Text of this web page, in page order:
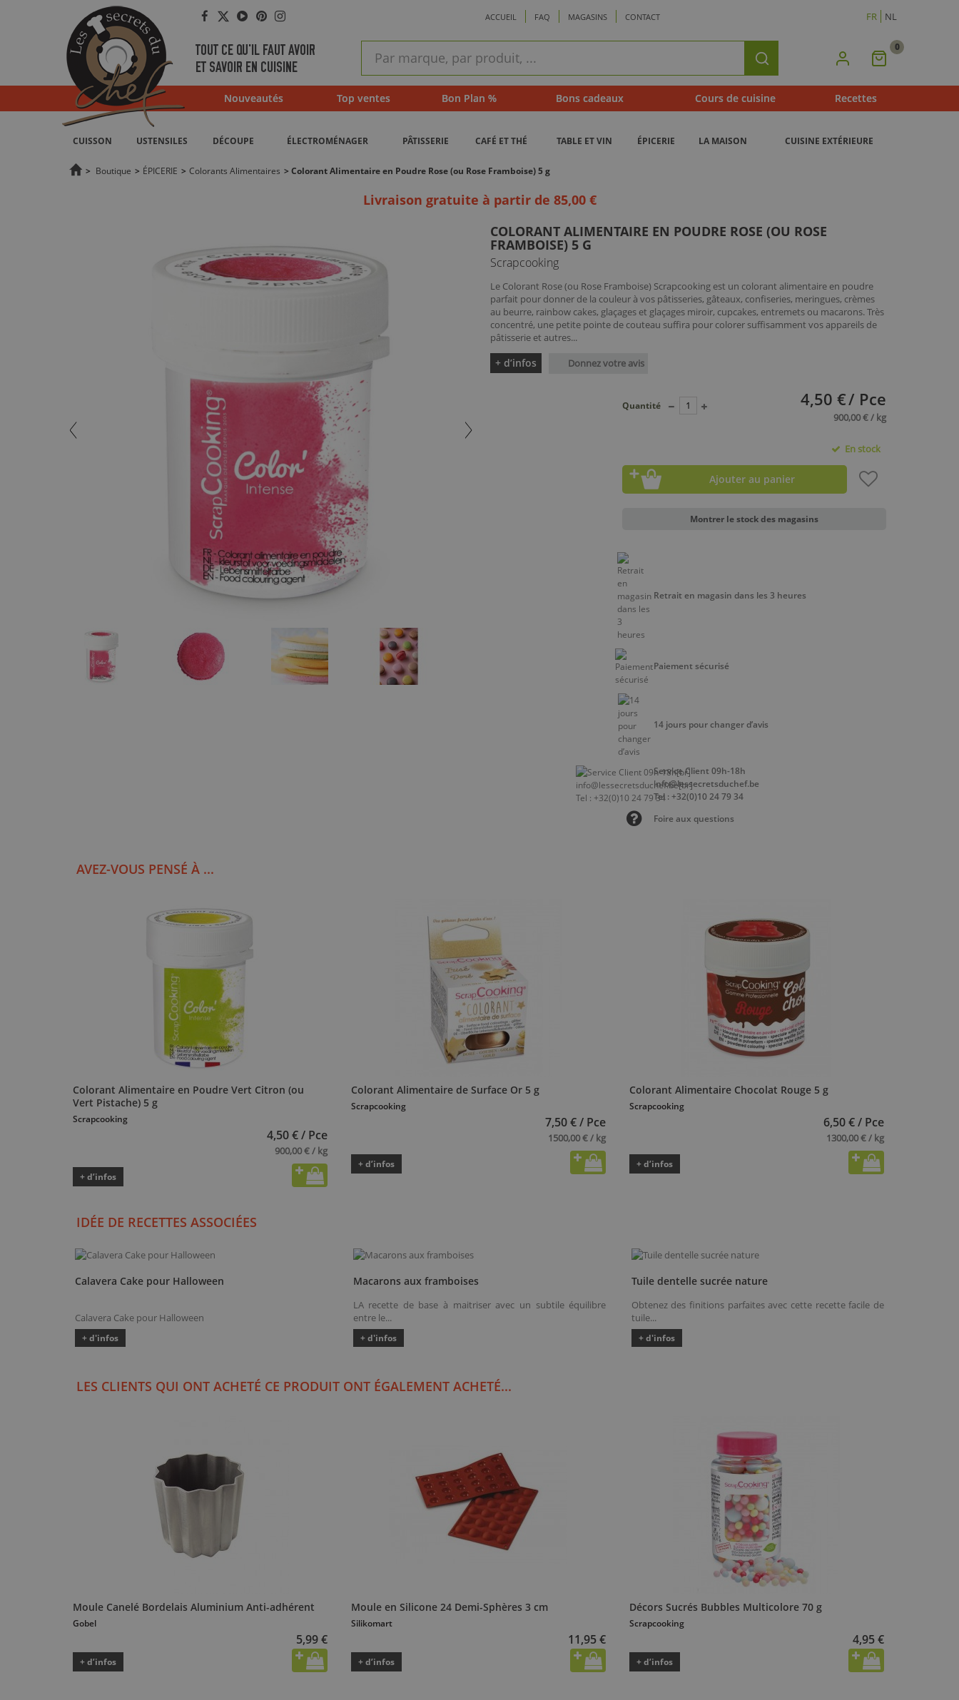
Facebook
Twitter
YouTube
Pinterest
Instagram ACCUEIL FAQ MAGASINS CONTACT FR NL
TOUT CE QU'IL FAUT AVOIR
ET SAVOIR EN CUISINE
rapide
Rechercher Mon
0
Nouveautés Top ventes Bon Plan % Bons cadeaux Cours de cuisine Recettes
CUISSON USTENSILES DÉCOUPE ÉLECTROMÉNAGER PÂTISSERIE CAFÉ ET THÉ TABLE ET VIN ÉPICERIE LA MAISON CUISINE EXTÉRIEURE
> Boutique > ÉPICERIE > Colorants Alimentaires > Colorant Alimentaire en Poudre Rose (ou Rose Framboise) 5 g
Livraison gratuite à partir de 85,00 €
COLORANT ALIMENTAIRE EN POUDRE ROSE (OU ROSE
FRAMBOISE) 5 G
Scrapcooking
Le Colorant Rose (ou Rose Framboise) Scrapcooking est un colorant alimentaire en poudre
parfait pour donner de la couleur à vos pâtisseries, gâteaux, confiseries, meringues, crèmes
au beurre, rainbow cakes, glaçages et glaçages miroir, cupcakes, entremets ou macarons. Très
concentré, une petite pointe de couteau suffira pour colorer suffisamment vos appareils de
pâtisserie et autres...
+ d’infos Donnez votre avis
4,50 €/ Pce
900,00 € / kg
Quantité
En stock
Ajouter au panier
Montrer le stock des magasins
Retrait en magasin dans les 3 heures
Paiement sécurisé
14 jours pour changer d’avis
Service Client 09h-18h
info@lessecretsduchef.be
Tel : +32(0)10 24 79 34
Foire aux questions
AVEZ-VOUS PENSÉ À ...
Colorant Alimentaire en Poudre Vert Citron (ou
Vert Pistache) 5 g
Scrapcooking
4,50 € / Pce
900,00 € / kg
+ d’infos
Colorant Alimentaire de Surface Or 5 g
Scrapcooking
7,50 € / Pce
1500,00 € / kg
+ d’infos
Colorant Alimentaire Chocolat Rouge 5 g
Scrapcooking
6,50 € / Pce
1300,00 € / kg
+ d’infos
IDÉE DE RECETTES ASSOCIÉES
Calavera Cake pour Halloween
Calavera Cake pour Halloween
+ d'infos
Macarons aux framboises
LA recette de base à maitriser avec un subtile équilibre
entre le...
+ d'infos
Tuile dentelle sucrée nature
Obtenez des finitions parfaites avec cette recette facile de
tuile...
+ d'infos
LES CLIENTS QUI ONT ACHETÉ CE PRODUIT ONT ÉGALEMENT ACHETÉ...
Moule Canelé Bordelais Aluminium Anti-adhérent
Gobel
5,99 €
+ d’infos
Moule en Silicone 24 Demi-Sphères 3 cm
Silikomart
11,95 €
+ d’infos
Décors Sucrés Bubbles Multicolore 70 g
Scrapcooking
4,95 €
+ d’infos